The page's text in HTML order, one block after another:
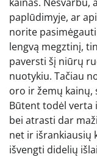
paplūdimyje, ar
norite
lengvą megztinį,
paversti šį niūrų
nuotykiu. Tačiau
oro ir žemų kainų,
Būtent todėl verta
bei atrasti dar
net ir išrankiausių
išvengti didelių